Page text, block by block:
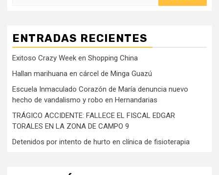
ENTRADAS RECIENTES
Exitoso Crazy Week en Shopping China
Hallan marihuana en cárcel de Minga Guazú
Escuela Inmaculado Corazón de María denuncia nuevo
hecho de vandalismo y robo en Hernandarias
TRÁGICO ACCIDENTE: FALLECE EL FISCAL EDGAR
TORALES EN LA ZONA DE CAMPO 9
Detenidos por intento de hurto en clínica de fisioterapia